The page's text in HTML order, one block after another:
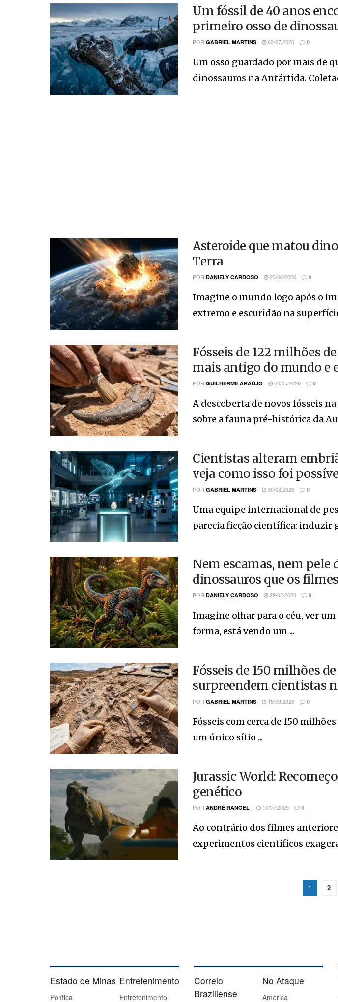
Um fóssil de 40 anos
primeiro osso de
POR GABRIEL MARTINS 03/07/2026 0
Um osso guardado por mais de
dinossauros na Antártida.
Asteroide que matou
Terra
POR DANIELY CARDOSO 23/06/2026 0
Imagine o mundo logo após o
extremo e escuridão na
Fósseis de 122 milhões
mais antigo do mundo e
POR GUILHERME ARAÚJO 04/05/2026 0
A descoberta de novos fósseis
sobre a fauna pré-histórica da
Cientistas alteram
veja como isso foi
POR GABRIEL MARTINS 30/03/2026 0
Uma equipe internacional de
parecia ficção científica: induzir
Nem escamas, nem pele
dinossauros que os
POR DANIELY CARDOSO 29/03/2026 0
Imagine olhar para o céu, ver
forma, está vendo um ...
Fósseis de 150 milhões
surpreendem cientistas
POR GABRIEL MARTINS 16/03/2026 0
Fósseis com cerca de 150
um único sítio ...
Jurassic World:
genético
POR ANDRÉ RANGEL 10/07/2025 0
Ao contrário dos filmes
experimentos científicos
1 2
Estado de Minas
Política
Entretenimento
Entretenimento
Correio
Braziliense
No Ataque
América